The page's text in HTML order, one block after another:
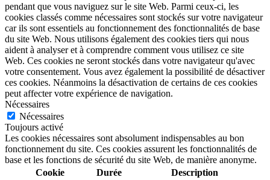
pendant que vous naviguez sur le site Web. Parmi ceux-ci, les
cookies classés comme nécessaires sont stockés sur votre navigateur
car ils sont essentiels au fonctionnement des fonctionnalités de base
du site Web. Nous utilisons également des cookies tiers qui nous
aident à analyser et à comprendre comment vous utilisez ce site
Web. Ces cookies ne seront stockés dans votre navigateur qu'avec
votre consentement. Vous avez également la possibilité de désactiver
ces cookies. Néanmoins la désactivation de certains de ces cookies
peut affecter votre expérience de navigation.
Nécessaires
Nécessaires
Toujours activé
Les cookies nécessaires sont absolument indispensables au bon
fonctionnement du site. Ces cookies assurent les fonctionnalités de
base et les fonctions de sécurité du site Web, de manière anonyme.
Cookie
Durée Description